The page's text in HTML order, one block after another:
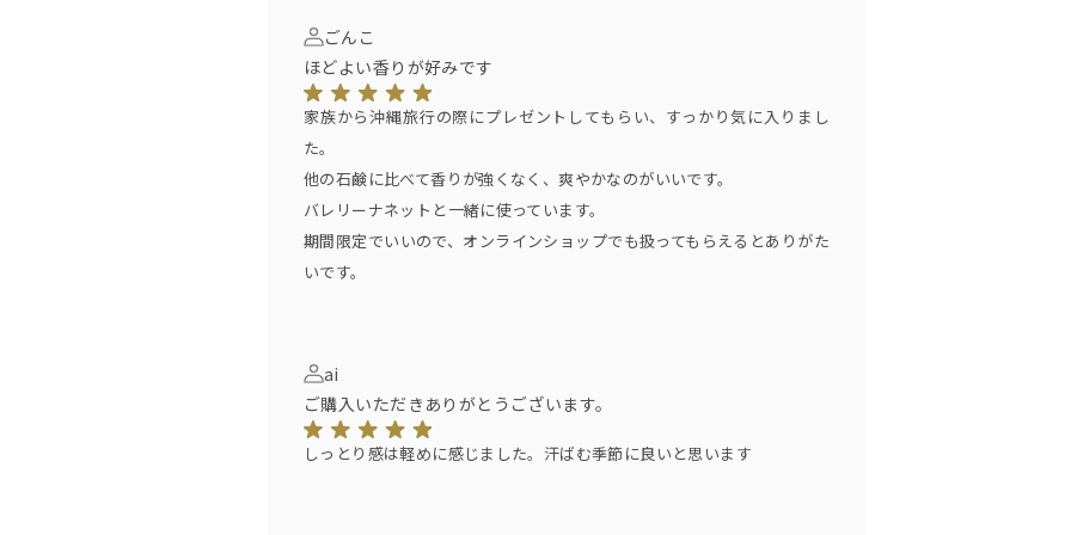
ごんこ
ほどよい香りが好みです
家族から沖縄旅行の際にプレゼントしてもらい、すっかり気に入りまし
た。
他の石鹸に比べて香りが強くなく、爽やかなのがいいです。
バレリーナネットと一緒に使っています。
期間限定でいいので、オンラインショップでも扱ってもらえるとありがた
いです。
ai
ご購入いただきありがとうございます。
しっとり感は軽めに感じました。汗ばむ季節に良いと思います